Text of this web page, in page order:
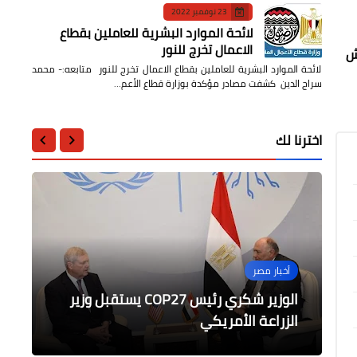
الجيش
23 نوفمبر 2022
لائحة الموارد البشرية للعاملين بقطاع
الاعمال تخرج للنور
لائحة الموارد البشرية للعاملين بقطاع الاعمال تخرج للنور متابعه:- محمد
سراج الدين كشفت مصادر مؤكدة بوزارة قطاع الأعم…
اخترنا لك
أخبار مصر
الوزير شكري رئيس COP27 يستقبل وزير
الزراعة الأمريكي
محافظات
القصيف يتابع استمرار مواجهة سوء
الأحوال الجوية بالمدينة
محافظات
القصيف يتابع سحب وتصريف مياه
الأمطار بالتفتيش
محافظات
محافظ كفر الشيخ: توريد 30272 طن و 17
كجم 21 موقعا
محافظات
ضبط 661 طن أرز شعير وأبيض بمضارب
احتكرها تجار ومنعوها من التداول